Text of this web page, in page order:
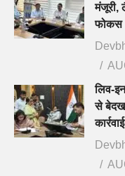
मंजूरी,
फोकस
लिव-
से
कार्रवाई